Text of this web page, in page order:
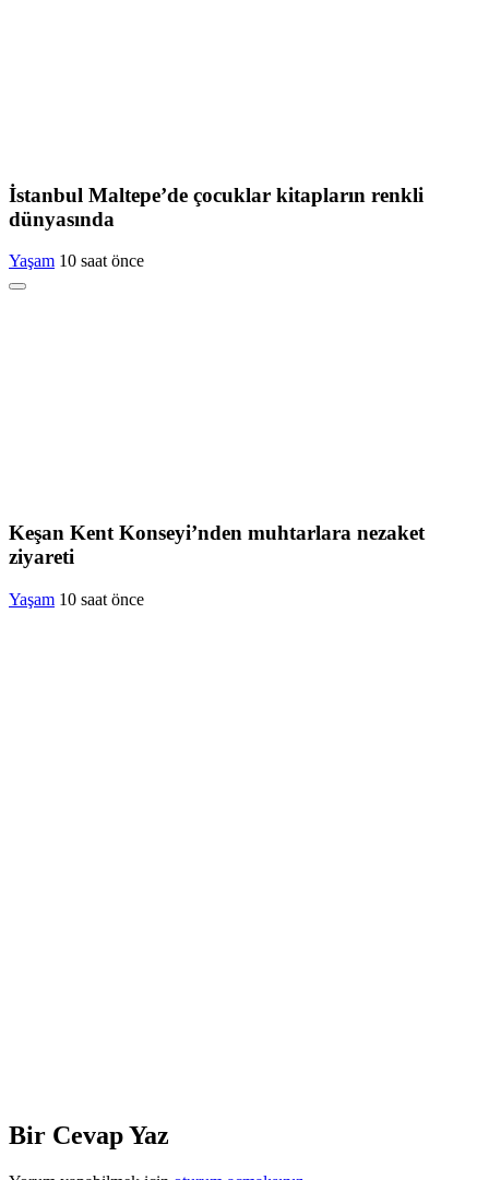
İstanbul Maltepe’de çocuklar kitapların renkli
dünyasında
Yaşam 10 saat önce
Keşan Kent Konseyi’nden muhtarlara nezaket
ziyareti
Yaşam 10 saat önce
Bir Cevap Yaz